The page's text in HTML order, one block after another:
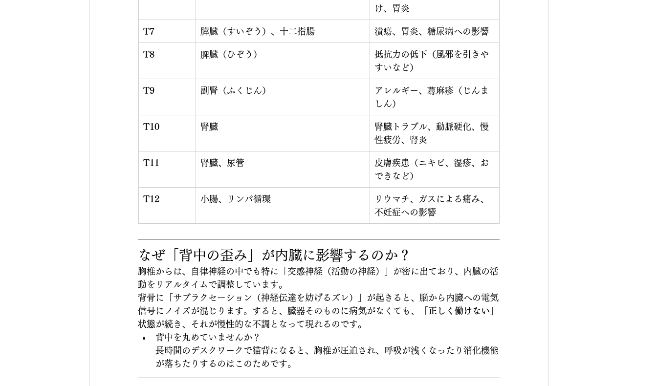
け、胃炎
T7 膵臓（すいぞう）、十二指腸 潰瘍、胃炎、糖尿病への影響
T8 脾臓（ひぞう）
抵抗力の低下（風邪を引きや
すいなど）
T9 副腎（ふくじん）
アレルギー、蕁麻疹（じんま
しん）
T10 腎臓
腎臓トラブル、動脈硬化、慢
性疲労、腎炎
T11 腎臓、尿管
皮膚疾患（ニキビ、湿疹、お
できなど）
T12 小腸、リンパ循環
リウマチ、ガスによる痛み、
不妊症への影響
なぜ「背中の歪み」が内臓に影響するのか？
胸椎からは、自律神経の中でも特に「交感神経（活動の神経）」が密に出ており、内臓の活
動をリアルタイムで調整しています。
背骨に「サブラクセーション（神経伝達を妨げるズレ）」が起きると、脳から内臓への電気
信号にノイズが混じります。すると、臓器そのものに病気がなくても、
「正しく働けない」
状態が続き、それが慢性的な不調となって現れるのです。
背中を丸めていませんか？
長時間のデスクワークで猫背になると、胸椎が圧迫され、呼吸が浅くなったり消化機能
が落ちたりするのはこのためです。